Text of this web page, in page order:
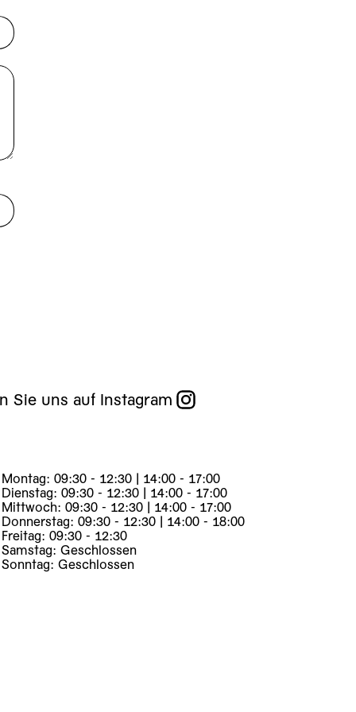
Sie uns auf Instagram
Montag: 09:30 - 12:30 | 14:00 - 17:00
Dienstag: 09:30 - 12:30 | 14:00 - 17:00
Mittwoch: 09:30 - 12:30 | 14:00 - 17:00
Donnerstag: 09:30 - 12:30 | 14:00 - 18:00
Freitag: 09:30 - 12:30
Samstag: Geschlossen
Sonntag: Geschlossen